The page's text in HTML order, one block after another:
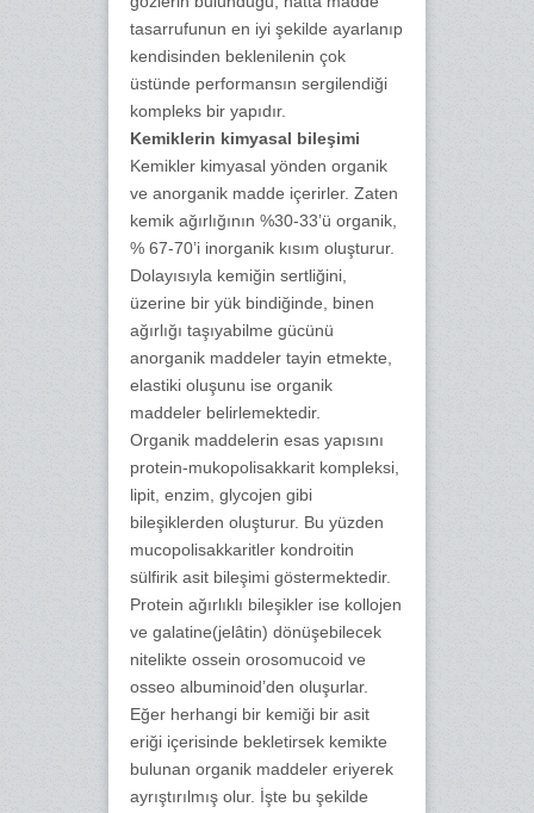
tasarrufunun en iyi şekilde ayarlanıp
kendisinden beklenilenin çok
üstünde performansın sergilendiği
kompleks bir yapıdır.
Kemiklerin kimyasal bileşimi
Kemikler kimyasal yönden organik
ve anorganik madde içerirler. Zaten
kemik ağırlığının %30-33’ü organik,
% 67-70’i inorganik kısım oluşturur.
Dolayısıyla kemiğin sertliğini,
üzerine bir yük bindiğinde, binen
ağırlığı taşıyabilme gücünü
anorganik maddeler tayin etmekte,
elastiki oluşunu ise organik
maddeler belirlemektedir.
Organik maddelerin esas yapısını
protein-mukopolisakkarit kompleksi,
lipit, enzim, glycojen gibi
bileşiklerden oluşturur. Bu yüzden
mucopolisakkaritler kondroitin
sülfirik asit bileşimi göstermektedir.
Protein ağırlıklı bileşikler ise kollojen
ve galatine(jelâtin) dönüşebilecek
nitelikte ossein orosomucoid ve
osseo albuminoid’den oluşurlar.
Eğer herhangi bir kemiği bir asit
eriği içerisinde bekletirsek kemikte
bulunan organik maddeler eriyerek
ayrıştırılmış olur. İşte bu şekilde